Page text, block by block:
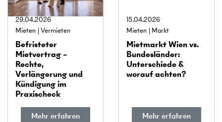
29.04.2026
Mieten Vermieten
Befristeter
Mietvertrag –
Rechte,
Verlängerung und
Kündigung im
Praxischeck
Mehr erfahren
15.04.2026
Mieten Markt
Miet­markt Wien vs.
Bundes­länder:
Unterschiede &
worauf achten?
Mehr erfahren